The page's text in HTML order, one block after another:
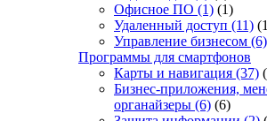
Офисное ПО (1) (1)
Удаленный доступ (11)
Управление бизнесом (6)
Программы для смартфонов
Карты и навигация (37)
Бизнес-приложения,
органайзеры (6) (6)